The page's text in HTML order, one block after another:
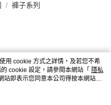
褲子系列
用 cookie 方式之詳情，及若您不希
cookie 設定，請參閱本網站「 隱私
站即表示您同意本公司得按本網站使